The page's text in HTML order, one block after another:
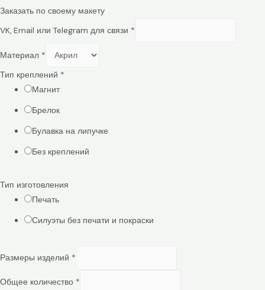
Заказать по своему макету
VK, Email или Telegram для связи *
Материал *
Тип креплений *
Магнит
Брелок
Булавка на липучке
Без креплений
Тип изготовления
Печать
Силуэты без печати и покраски
Размеры изделий *
Общее количество *